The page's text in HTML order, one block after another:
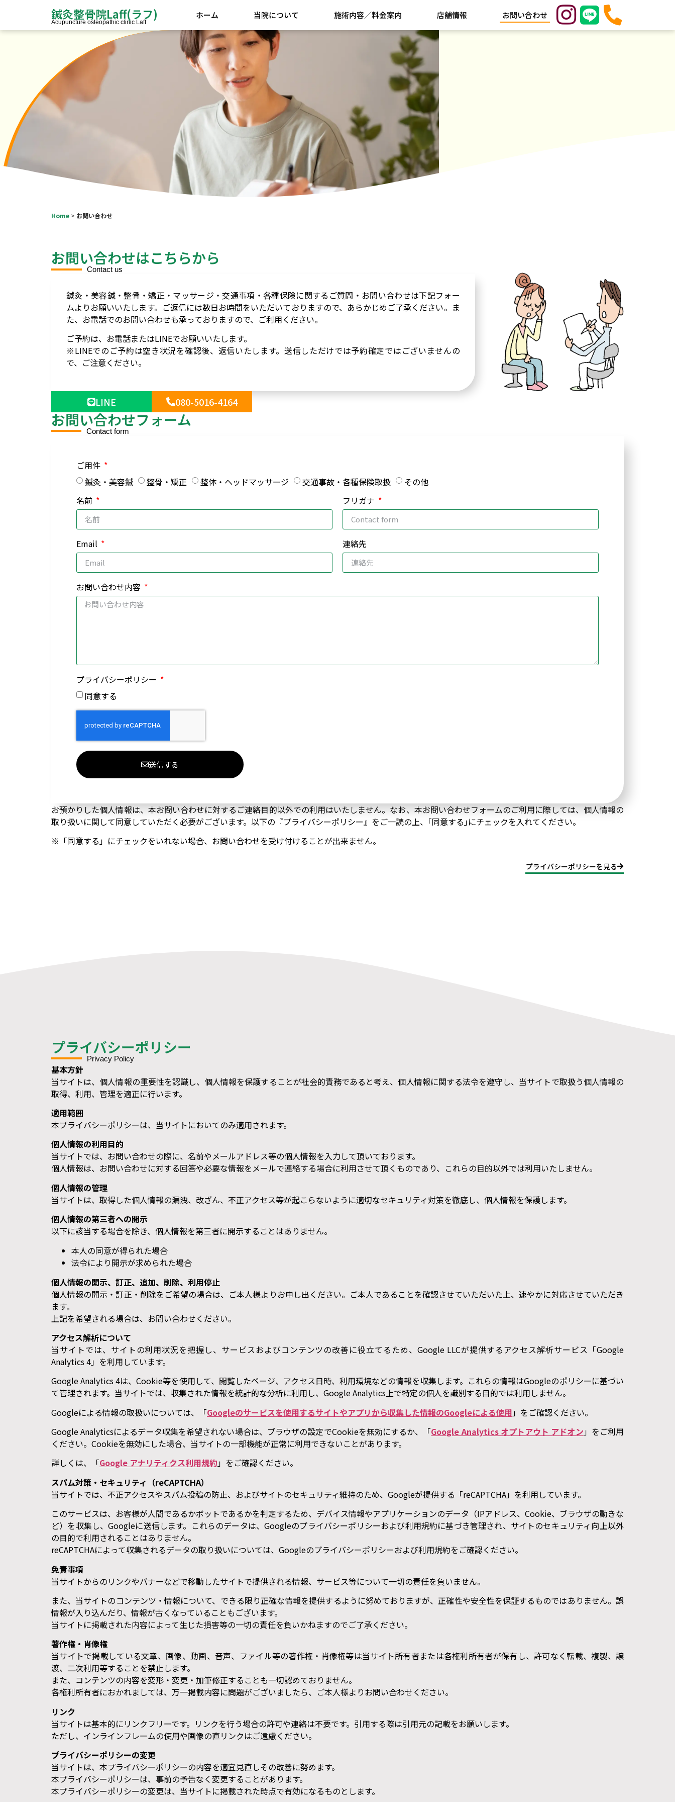
鍼灸整骨院Laff(ラフ)
Acupuncture osteopathic clinic Laff
ホーム 当院について 施術内容／料金案内 店舗情報 お問い合わせ
お問い合わせ
Home > お問い合わせ
お問い合わせはこちらから
Contact us
鍼灸・美容鍼・整骨・矯正・マッサージ・交通事項・各種保険に関するご質問・お問い合わせは下記フォー
ムよりお願いいたします。ご返信には数日お時間をいただいておりますので、あらかじめご了承ください。ま
た、お電話でのお問い合わせも承っておりますので、ご利用ください。
ご予約は、お電話またはLINEでお願いいたします。
※LINEでのご予約は空き状況を確認後、返信いたします。送信しただけでは予約確定ではございませんの
で、ご注意ください。
LINE 080-5016-4164
お問い合わせフォーム
Contact form
ご用件
鍼灸・美容鍼
整骨・矯正 整体・ヘッドマッサージ 交通事故・各種保険取扱
その他
名前
フリガナ
Email 連絡先
お問い合わせ内容
プライバシーポリシー
同意する
送信する
お預かりした個人情報は、本お問い合わせに対するご連絡目的以外での利用はいたしません。なお、本お問い合わせフォームのご利用に際しては、個人情報の
取り扱いに関して同意していただく必要がございます。以下の『プライバシーポリシー』をご一読の上、｢同意する｣にチェックを入れてください。
※「同意する」にチェックをいれない場合、お問い合わせを受け付けることが出来ません。
プライバシーポリシーを見る
プライバシーポリシー
Privacy Policy
基本方針
当サイトは、個人情報の重要性を認識し、個人情報を保護することが社会的責務であると考え、個人情報に関する法令を遵守し、当サイトで取扱う個人情報の
取得、利用、管理を適正に行います。
適用範囲
本プライバシーポリシーは、当サイトにおいてのみ適用されます。
個人情報の利用目的
当サイトでは、お問い合わせの際に、名前やメールアドレス等の個人情報を入力して頂いております。
個人情報は、お問い合わせに対する回答や必要な情報をメールで連絡する場合に利用させて頂くものであり、これらの目的以外では利用いたしません。
個人情報の管理
当サイトは、取得した個人情報の漏洩、改ざん、不正アクセス等が起こらないように適切なセキュリティ対策を徹底し、個人情報を保護します。
個人情報の第三者への開示
以下に該当する場合を除き、個人情報を第三者に開示することはありません。
本人の同意が得られた場合
法令により開示が求められた場合
個人情報の開示、訂正、追加、削除、利用停止
個人情報の開示・訂正・削除をご希望の場合は、ご本人様よりお申し出ください。ご本人であることを確認させていただいた上、速やかに対応させていただき
ます。
上記を希望される場合は、お問い合わせください。
アクセス解析について
当サイトでは、サイトの利用状況を把握し、サービスおよびコンテンツの改善に役立てるため、Google LLCが提供するアクセス解析サービス「Google
Analytics 4」を利用しています。
Google Analytics 4は、Cookie等を使用して、閲覧したページ、アクセス日時、利用環境などの情報を収集します。これらの情報はGoogleのポリシーに基づい
て管理されます。当サイトでは、収集された情報を統計的な分析に利用し、Google Analytics上で特定の個人を識別する目的では利用しません。
Googleによる情報の取扱いについては、「Googleのサービスを使用するサイトやアプリから収集した情報のGoogleによる使用 」をご確認ください。
Google Analyticsによるデータ収集を希望されない場合は、ブラウザの設定でCookieを無効にするか、「Google Analytics オプトアウト アドオン」をご利用
ください。Cookieを無効にした場合、当サイトの一部機能が正常に利用できないことがあります。
詳しくは、「Google アナリティクス利用規約」をご確認ください。
スパム対策・セキュリティ（reCAPTCHA）
当サイトでは、不正アクセスやスパム投稿の防止、およびサイトのセキュリティ維持のため、Googleが提供する「reCAPTCHA」を利用しています。
このサービスは、お客様が人間であるかボットであるかを判定するため、デバイス情報やアプリケーションのデータ（IPアドレス、Cookie、ブラウザの動きな
ど）を収集し、Googleに送信します。これらのデータは、Googleのプライバシーポリシーおよび利用規約に基づき管理され、サイトのセキュリティ向上以外
の目的で利用されることはありません。
reCAPTCHAによって収集されるデータの取り扱いについては、Googleのプライバシーポリシーおよび利用規約をご確認ください。
免責事項
当サイトからのリンクやバナーなどで移動したサイトで提供される情報、サービス等について一切の責任を負いません。
また、当サイトのコンテンツ・情報について、できる限り正確な情報を提供するように努めておりますが、正確性や安全性を保証するものではありません。誤
情報が入り込んだり、情報が古くなっていることもございます。
当サイトに掲載された内容によって生じた損害等の一切の責任を負いかねますのでご了承ください。
著作権・肖像権
当サイトで掲載している文章、画像、動画、音声、ファイル等の著作権・肖像権等は当サイト所有者または各権利所有者が保有し、許可なく転載、複製、譲
渡、二次利用等することを禁止します。
また、コンテンツの内容を変形・変更・加筆修正することも一切認めておりません。
各権利所有者におかれましては、万一掲載内容に問題がございましたら、ご本人様よりお問い合わせください。
リンク
当サイトは基本的にリンクフリーです。リンクを行う場合の許可や連絡は不要です。引用する際は引用元の記載をお願いします。
ただし、インラインフレームの使用や画像の直リンクはご遠慮ください。
プライバシーポリシーの変更
当サイトは、本プライバシーポリシーの内容を適宜見直しその改善に努めます。
本プライバシーポリシーは、事前の予告なく変更することがあります。
本プライバシーポリシーの変更は、当サイトに掲載された時点で有効になるものとします。